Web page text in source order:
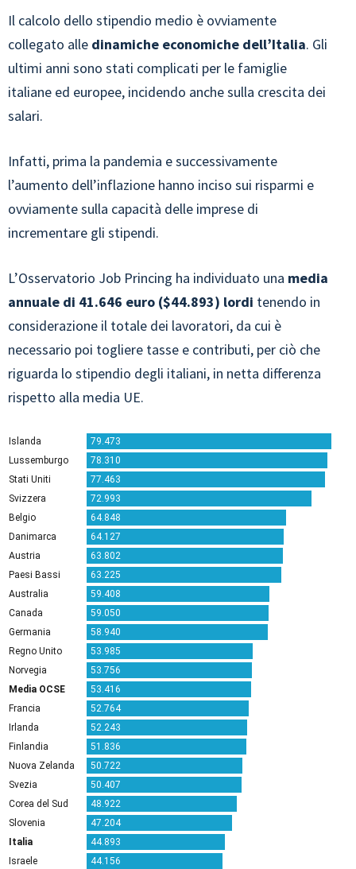
Il calcolo dello stipendio medio è ovviamente
collegato alle dinamiche economiche dell’Italia. Gli
ultimi anni sono stati complicati per le famiglie
italiane ed europee, incidendo anche sulla crescita dei
salari.
Infatti, prima la pandemia e successivamente
l’aumento dell’inflazione hanno inciso sui risparmi e
ovviamente sulla capacità delle imprese di
incrementare gli stipendi.
L’Osservatorio Job Princing ha individuato una media
annuale di 41.646 euro ($44.893) lordi tenendo in
considerazione il totale dei lavoratori, da cui è
necessario poi togliere tasse e contributi, per ciò che
riguarda lo stipendio degli italiani, in netta differenza
rispetto alla media UE.